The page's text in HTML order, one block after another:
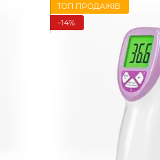
ТОП ПРОДАЖІВ
−14%